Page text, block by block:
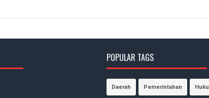
POPULAR TAGS
Daerah Pemerintahan